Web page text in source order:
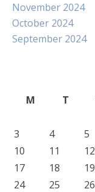
November 2024
October 2024
September 2024
M
T
3
4 5
10
11 12
17
18 19
24
25 26